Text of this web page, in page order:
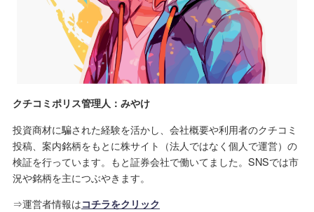
クチコミポリス管理人：みやけ
投資商材に騙された経験を活かし、会社概要や利用者のクチコミ
投稿、案内銘柄をもとに株サイト（法人ではなく個人で運営）の
検証を行っています。もと証券会社で働いてました。SNSでは市
況や銘柄を主につぶやきます。
⇒運営者情報はコチラをクリック